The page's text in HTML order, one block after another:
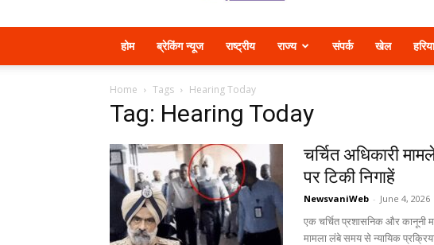
होम ब्रेकिंग न्यूज राष्ट्रीय राज्य संपर्क खेल
Home Tags Hearing Today
Tag: Hearing Today
चर्चित अधिकारी
पर टिकी निगाहें
NewsvaniWeb - June 4, 2026
एक चर्चित प्रशासनिक और कानूनी
मामला लंबे समय से न्यायिक